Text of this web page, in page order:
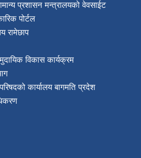
प्रशासन मन्त्रालयको वेवसाईट
पोर्टल
रामेछाप
विकास कार्यक्रम
कार्यालय बागमति प्रदेश